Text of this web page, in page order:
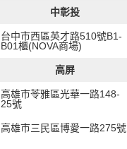
中彰投
台中市西區英才路510號B1-
B01櫃(NOVA商場)
高屏
高雄市苓雅區光華一路148-
25號
高雄市三民區博愛一路275號